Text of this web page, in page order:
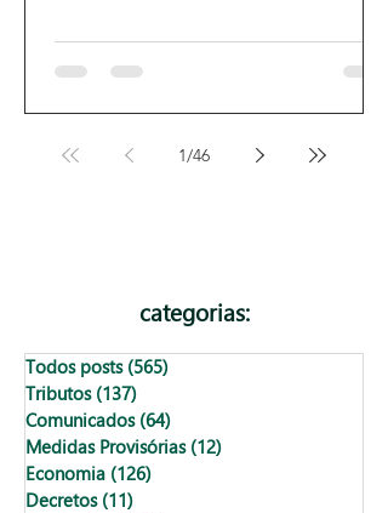
1/46
categorias:
Todos posts (565)
Tributos (137)
Comunicados (64)
Medidas Provisórias (12)
Economia (126)
Decretos (11)